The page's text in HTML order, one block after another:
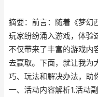
摘要：前言：随着《梦幻
玩家纷纷涌入游戏，体验
不仅带来了丰富的游戏内
去赢取。下面，就让我为
巧、玩法和解决办法，助
一、活动内容解析1.活动